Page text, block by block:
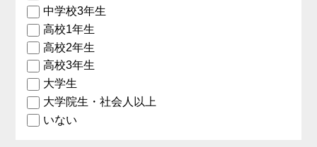
中学校3年生
高校1年生
高校2年生
高校3年生
大学生
大学院生・社会人以上
いない